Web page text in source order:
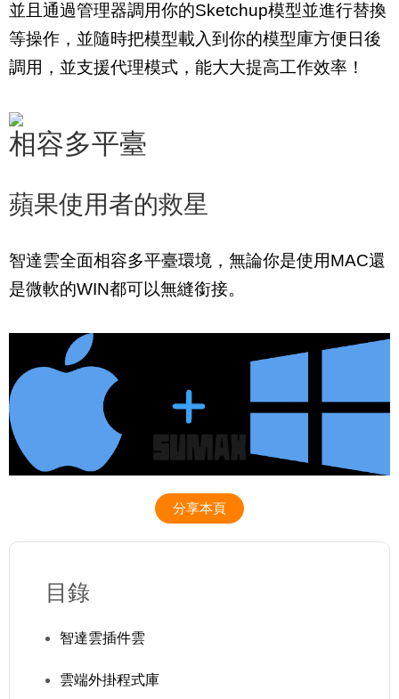
並且通過管理器調用你的Sketchup模型並進行替換
等操作，並隨時把模型載入到你的模型庫方便日後
調用，並支援代理模式，能大大提高工作效率！
相容多平臺
蘋果使用者的救星
智達雲全面相容多平臺環境，無論你是使用MAC還
是微軟的WIN都可以無縫銜接。
分享本頁
目錄
智達雲插件雲
雲端外掛程式庫